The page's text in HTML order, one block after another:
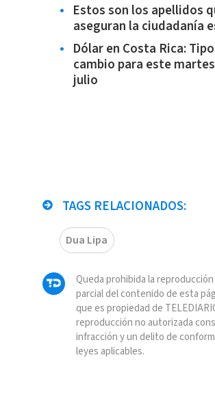
Estos son los apellidos
aseguran la ciudadanía
Dólar en Costa Rica:
cambio para este
julio
TAGS RELACIONADOS:
Dua Lipa
Queda prohibida la
parcial del contenido de esta
que es propiedad de
reproducción no autorizada
infracción y un delito de
leyes aplicables.